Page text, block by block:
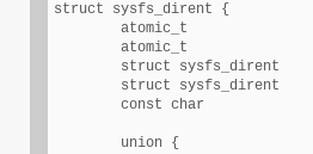
struct sysfs_dirent {
atomic_t
atomic_t
struct sysfs_dirent
struct sysfs_dirent
const char
        union {